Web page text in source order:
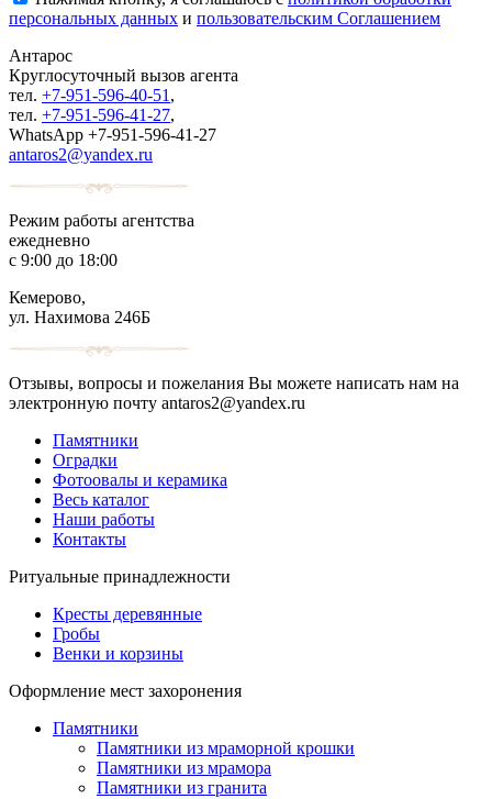
персональных данных и пользовательским Соглашением
Антарос
Круглосуточный вызов агента
тел. +7-951-596-40-51 ,
тел. +7-951-596-41-27,
WhatsApp +7-951-596-41-27
antaros2@yandex.ru
Режим работы агентства
ежедневно
с 9:00 до 18:00
Кемерово,
ул. Нахимова 246Б
Отзывы, вопросы и пожелания Вы можете написать нам на
электронную почту antaros2@yandex.ru
Памятники
Оградки
Фотоовалы и керамика
Весь каталог
Наши работы
Контакты
Ритуальные принадлежности
Кресты деревянные
Гробы
Венки и корзины
Оформление мест захоронения
Памятники
Памятники из мраморной крошки
Памятники из мрамора
Памятники из гранита